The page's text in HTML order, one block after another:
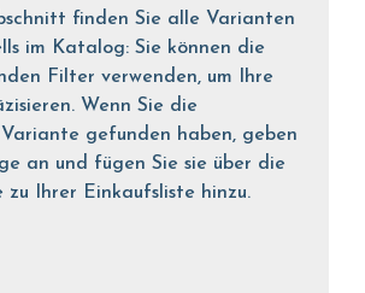
finden Sie alle Varianten
im Katalog: Sie können die
Filter verwenden, um Ihre
Wenn Sie die
gefunden haben, geben
an und fügen Sie sie über die
zu Ihrer Einkaufsliste hinzu.